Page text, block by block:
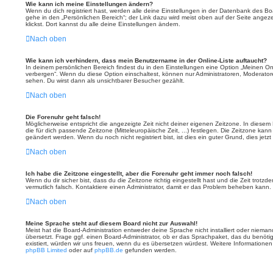
Wie kann ich meine Einstellungen ändern?
Wenn du dich registriert hast, werden alle deine Einstellungen in der Datenbank des
gehe in den „Persönlichen Bereich“; der Link dazu wird meist oben auf der Seite
klickst. Dort kannst du alle deine Einstellungen ändern.
Nach oben
Wie kann ich verhindern, dass mein Benutzername in der Online-Liste auftaucht?
In deinem persönlichen Bereich findest du in den Einstellungen eine Option „Meinen
verbergen“. Wenn du diese Option einschaltest, können nur Administratoren,
sehen. Du wirst dann als unsichtbarer Besucher gezählt.
Nach oben
Die Forenuhr geht falsch!
Möglicherweise entspricht die angezeigte Zeit nicht deiner eigenen Zeitzone. In diesem
die für dich passende Zeitzone (Mitteleuropäische Zeit, ...) festlegen. Die Zeitzone
geändert werden. Wenn du noch nicht registriert bist, ist dies ein guter Grund, dies jetzt
Nach oben
Ich habe die Zeitzone eingestellt, aber die Forenuhr geht immer noch falsch!
Wenn du dir sicher bist, dass du die Zeitzone richtig eingestellt hast und die Zeit
vermutlich falsch. Kontaktiere einen Administrator, damit er das Problem beheben kann.
Nach oben
Meine Sprache steht auf diesem Board nicht zur Auswahl!
Meist hat die Board-Administration entweder deine Sprache nicht installiert oder
übersetzt. Frage ggf. einen Board-Administrator, ob er das Sprachpaket, das du
existiert, würden wir uns freuen, wenn du es übersetzen würdest. Weitere
phpBB Limited oder auf phpBB.de gefunden werden.